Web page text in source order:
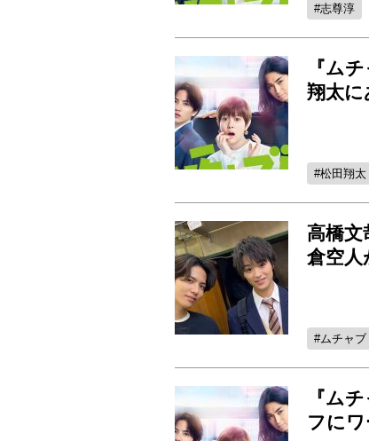
志尊淳
『ム
翔太に
松田翔太
高橋
倉空人
ムチャブ
『ム
フに